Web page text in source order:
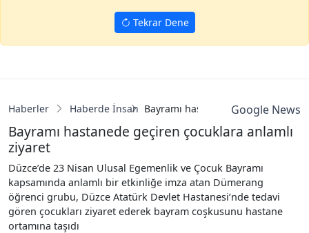
Tekrar Dene
Haberler Haberde İnsan Bayramı hastanede geçiren
Google News
Bayramı hastanede geçiren çocuklara anlamlı
ziyaret
Düzce’de 23 Nisan Ulusal Egemenlik ve Çocuk Bayramı
kapsamında anlamlı bir etkinliğe imza atan Dümerang
öğrenci grubu, Düzce Atatürk Devlet Hastanesi’nde tedavi
gören çocukları ziyaret ederek bayram coşkusunu hastane
ortamına taşıdı